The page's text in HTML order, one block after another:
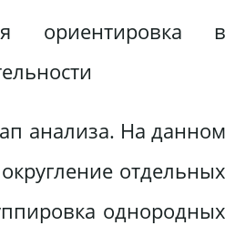
ориентировка в
анализа. На данном
отдельных
однородных